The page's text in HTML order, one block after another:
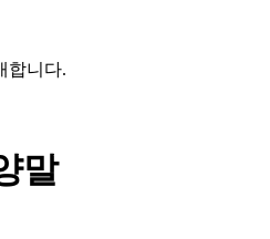
합니다.
말